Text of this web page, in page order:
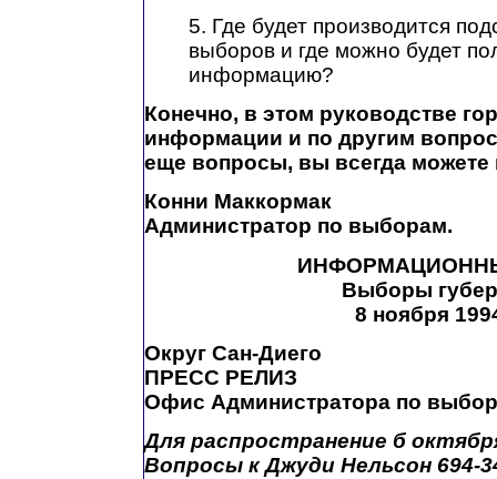
5. Где будет производится
выборов и где можно будет
информацию?
Конечно, в этом руководстве
информации и по другим
еще вопросы, вы всегда можете
Конни Маккормак
Администратор по выборам.
Выборы
8 ноября
Округ Сан-Диего
ПРЕСС РЕЛИЗ
Офис Администратора по
Для распространение б
Вопросы к Джуди Нельсон 694-